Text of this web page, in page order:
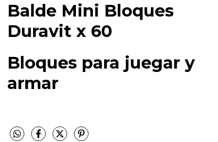
Balde Mini Bloques
Duravit x 60
Bloques para juegar y
armar